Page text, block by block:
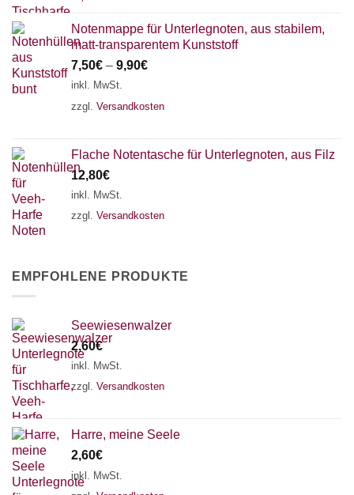
Notenmappe für Unterlegnoten, aus stabilem,
matt-transparentem Kunststoff
7,50€ – 9,90€
inkl. MwSt.
zzgl. Versandkosten
Flache Notentasche für Unterlegnoten, aus Filz
12,80€
inkl. MwSt.
zzgl. Versandkosten
EMPFOHLENE PRODUKTE
Seewiesenwalzer
2,60€
inkl. MwSt.
zzgl. Versandkosten
Harre, meine Seele
2,60€
inkl. MwSt.